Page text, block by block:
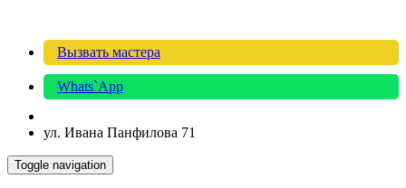
Вызвать мастера
Whats`App
ул. Ивана Панфилова 71
Toggle navigation